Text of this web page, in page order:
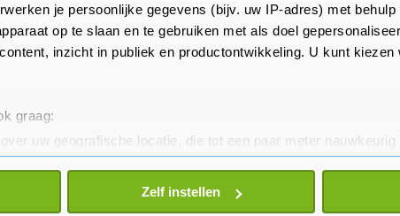
je persoonlijke gegevens (bijv. uw IP-adres) met
op te slaan en te gebruiken met als doel
inzicht in publiek en productontwikkeling. U kunt
graag:
uw geografische locatie, die tot een paar meter nauwkeurig
door het actief te scannen op specifieke eigenschappen
gegevens worden verwerkt en stel uw voorkeuren in het
of intrekken in de Cookieverklaring.
Zelf instellen